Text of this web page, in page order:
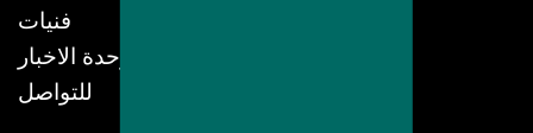
فنيات
وحدة الاخبار
للتواصل